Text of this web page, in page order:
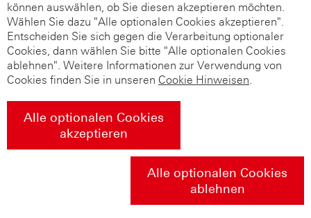
können auswählen, ob Sie diesen akzeptieren möchten.
Wählen Sie dazu "Alle optionalen Cookies akzeptieren".
Entscheiden Sie sich gegen die Verarbeitung optionaler
Cookies, dann wählen Sie bitte "Alle optionalen Cookies
ablehnen". Weitere Informationen zur Verwendung von
Cookies finden Sie in unseren Cookie Hinweisen.
Alle optionalen Cookies
akzeptieren
Alle optionalen Cookies
ablehnen